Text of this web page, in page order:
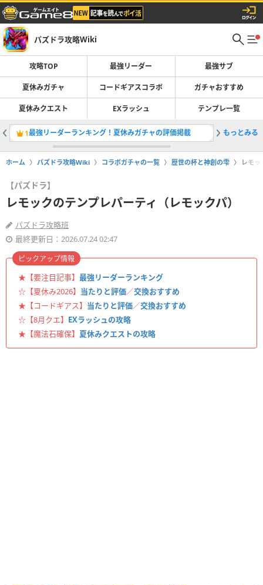
パズドラ攻略Wiki
攻略TOP 最強リーダー 最強サブ
夏休みガチャ コードギアスコラボ ガチャおすすめ
夏休みクエスト EXラッシュ テンプレ一覧
1最強リーダーランキング！夏休みガチャの評価掲載 2コード
もっとみる
ホーム パズドラ攻略Wiki コラボガチャの一覧 歴世の杯と神創の雫 レモ
【パズドラ】
レモックのテンプレパーティ（レモックパ）
パズドラ攻略班
最終更新日：2026.07.24 02:47
★【要注目記事】 最強リーダーランキング
☆【夏休み2026】 当たりと評価／交換おすすめ
★【コードギアス】 当たりと評価／交換おすすめ
☆【8月クエ】 EXラッシュの攻略
★【魔法石確保】 夏休みクエストの攻略
ピックアップ情報